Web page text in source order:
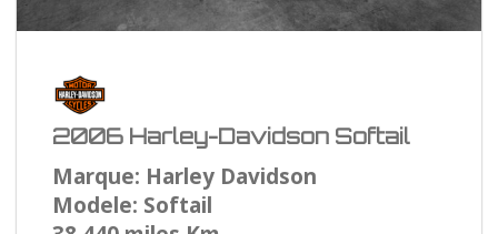
2006 Harley-Davidson Softail
Marque: Harley Davidson
Modele: Softail